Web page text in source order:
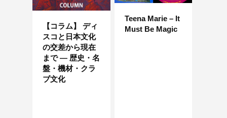
【コラム】 ディ
スコと日本文化
の交差から現在
まで — 歴史・名
盤・機材・クラ
ブ文化
Teena Marie – It
Must Be Magic